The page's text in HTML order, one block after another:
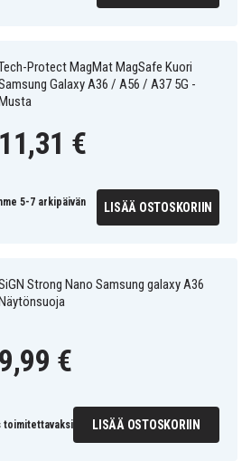
Protect MagMat MagSafe Kuori
Galaxy A36 / A56 / A37 5G -
11,31 €
5-7 arkipäivän
LISÄÄ OSTOSKORIIN
Strong Nano Samsung galaxy A36
9,99 €
toimitettavaksi LISÄÄ OSTOSKORIIN